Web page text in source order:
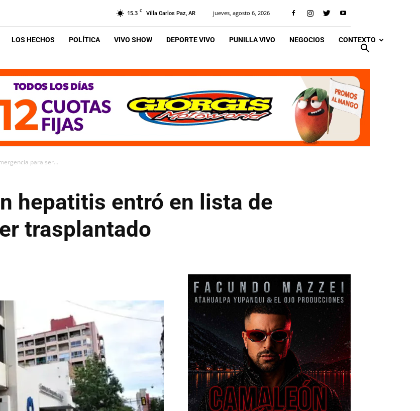
15.3 C Villa Carlos Paz, AR jueves, agosto 6, 2026
LOS HECHOS POLÍTICA VIVO SHOW DEPORTE VIVO PUNILLA VIVO NEGOCIOS CONTEXTO
para ser...
hepatitis entró en lista de
trasplantado